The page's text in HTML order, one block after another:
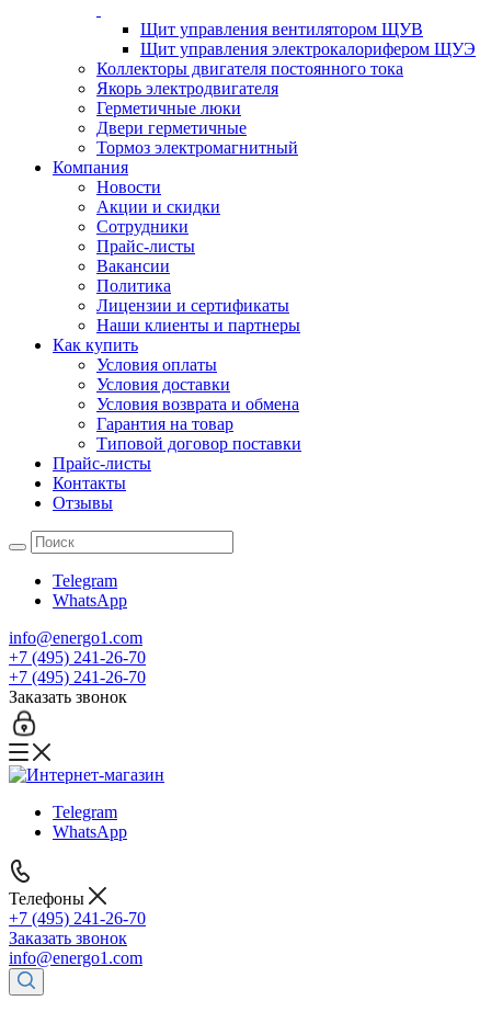
Щит управления вентилятором ЩУВ
Щит управления электрокалорифером ЩУЭ
Коллекторы двигателя постоянного тока
Якорь электродвигателя
Герметичные люки
Двери герметичные
Тормоз электромагнитный
Компания
Новости
Акции и скидки
Сотрудники
Прайс-листы
Вакансии
Политика
Лицензии и сертификаты
Наши клиенты и партнеры
Как купить
Условия оплаты
Условия доставки
Условия возврата и обмена
Гарантия на товар
Типовой договор поставки
Прайс-листы
Контакты
Отзывы
Telegram
WhatsApp
info@energo1.com
+7 (495) 241-26-70
+7 (495) 241-26-70
Заказать звонок
Telegram
WhatsApp
Телефоны
+7 (495) 241-26-70
Заказать звонок
info@energo1.com